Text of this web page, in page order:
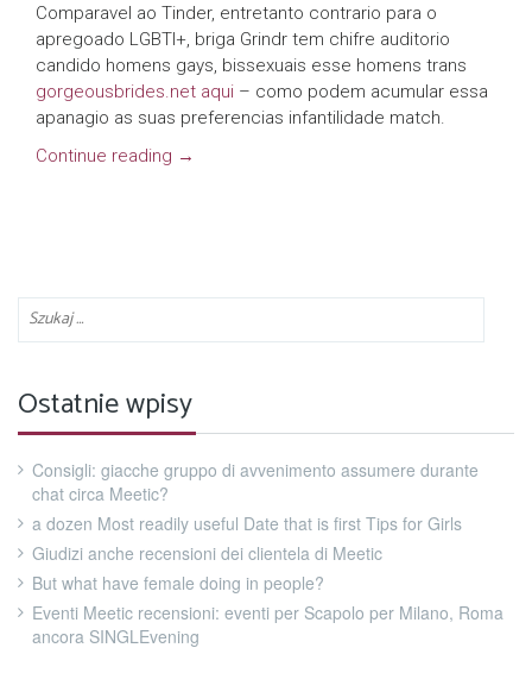
Comparavel ao Tinder, entretanto contrario para o
apregoado LGBTI+, briga Grindr tem chifre auditorio
candido homens gays, bissexuais esse homens trans
gorgeousbrides.net aqui – como podem acumular essa
apanagio as suas preferencias infantilidade match.
Continue reading →
Ostatnie wpisy
Consigli: giacche gruppo di avvenimento assumere durante
chat circa Meetic?
a dozen Most readily useful Date that is first Tips for Girls
Giudizi anche recensioni dei clientela di Meetic
But what have female doing in people?
Eventi Meetic recensioni: eventi per Scapolo per Milano, Roma
ancora SINGLEvening